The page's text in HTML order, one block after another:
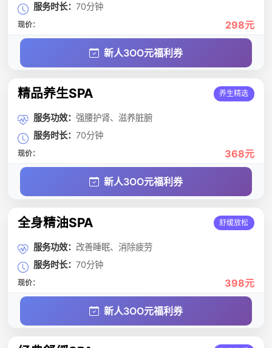
服务时长： 70分钟
现价： 298元
新人3OO元福利券
精品养生SPA 养生精选
服务功效： 强腰护肾、滋养脏腑
服务时长： 70分钟
现价： 368元
新人3OO元福利券
全身精油SPA 舒缓放松
服务功效： 改善睡眠、消除疲劳
服务时长： 70分钟
现价： 398元
新人3OO元福利券